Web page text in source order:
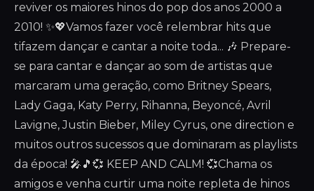
reviver os maiores hinos do pop dos anos 2000 a
2010! ✨💖Vamos fazer você relembrar hits que
tifazem dançar e cantar a noite toda... 🎶 Prepare-
se para cantar e dançar ao som de artistas que
marcaram uma geração, como Britney Spears,
Lady Gaga, Katy Perry, Rihanna, Beyoncé, Avril
Lavigne, Justin Bieber, Miley Cyrus, one direction e
muitos outros sucessos que dominaram as playlists
da época! 🎤🎵💞 KEEP AND CALM! 💞Chama os
amigos e venha curtir uma noite repleta de hinos